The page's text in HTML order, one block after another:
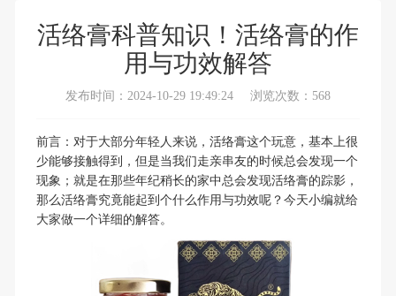
活络膏科普知识！活络膏的作
用与功效解答
发布时间：2024-10-29 19:49:24 浏览次数：568
前言：对于大部分年轻人来说， 活络膏这个玩意，基本上很
少能够接触得到，但是当我们走亲串友的时候总会发现一个
现象；就是在那些年纪稍长的家中总会发现活络膏的踪影，
那么活络膏究竟能起到个什么作用与功效呢？今天小编就给
大家做一个详细的解答。